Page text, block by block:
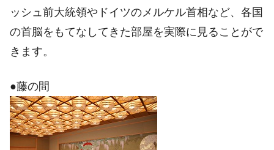
ッシュ前大統領やドイツのメルケル首相など、各国
の首脳をもてなしてきた部屋を実際に見ることがで
きます。
●藤の間